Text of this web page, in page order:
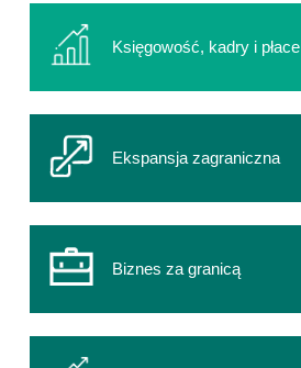
Księgowość, kadry i płace
Ekspansja zagraniczna
Biznes za granicą